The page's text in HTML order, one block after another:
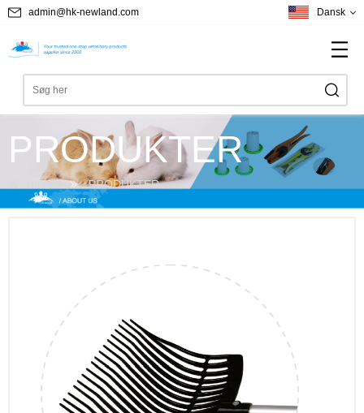
admin@hk-newland.com Dansk
PRODUKTER
Home PRODUKTER